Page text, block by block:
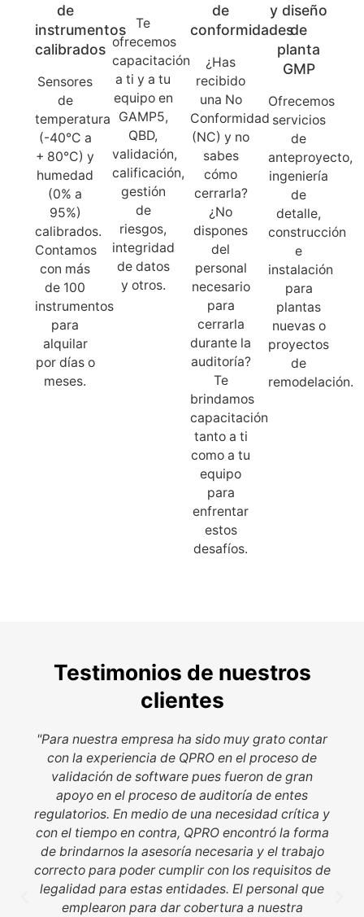
de
instrumentos
calibrados
Sensores
de
temperatura
(-40°C a
+ 80°C) y
humedad
(0% a
95%)
calibrados.
Contamos
con más
de 100
instrumentos
para
alquilar
por días o
meses.
Te
ofrecemos
capacitación
a ti y a tu
equipo en
GAMP5,
QBD,
validación,
calificación,
gestión
de
riesgos,
integridad
de datos
y otros.
de
conformidades
¿Has
recibido
una No
Conformidad
(NC) y no
sabes
cómo
cerrarla?
¿No
dispones
del
personal
necesario
para
cerrarla
durante la
auditoría?
Te
brindamos
capacitación
tanto a ti
como a tu
equipo
para
enfrentar
estos
desafíos.
y diseño
de
planta
GMP
Ofrecemos
servicios
de
anteproyecto,
ingeniería
de
detalle,
construcción
e
instalación
para
plantas
nuevas o
proyectos
de
remodelación.
Testimonios de nuestros
clientes
"Para nuestra empresa ha sido muy grato contar
con la experiencia de QPRO en el proceso de
validación de software pues fueron de gran
apoyo en el proceso de auditoría de entes
regulatorios. En medio de una necesidad crítica y
con el tiempo en contra, QPRO encontró la forma
de brindarnos la asesoría necesaria y el trabajo
correcto para poder cumplir con los requisitos de
legalidad para estas entidades. El personal que
emplearon para dar cobertura a nuestra